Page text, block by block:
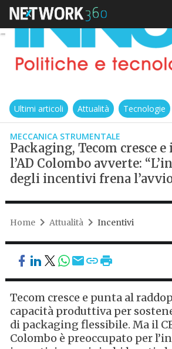
Ultimi articoli Attualità Tecnologie
MECCANICA STRUMENTALE
Packaging, Tecom cresce
l’AD Colombo avverte:
degli incentivi frena
Home Attualità Incentivi
Tecom cresce e punta al
capacità produttiva per
di packaging flessibile. Ma il
Colombo è preoccupato per